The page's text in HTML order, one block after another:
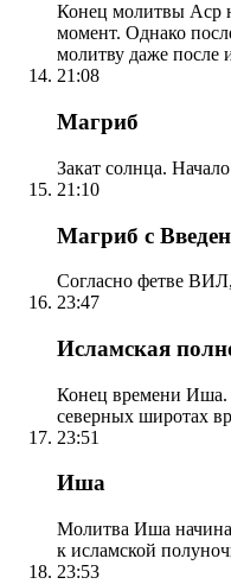
Конец молитвы Аср
момент. Однако
молитву даже после
21:08
Магриб
Закат солнца.
21:10
Магриб с
Согласно фетве
23:47
Исламская
Конец времени Иша.
северных широтах
23:51
Иша
Молитва Иша
к исламской
23:53